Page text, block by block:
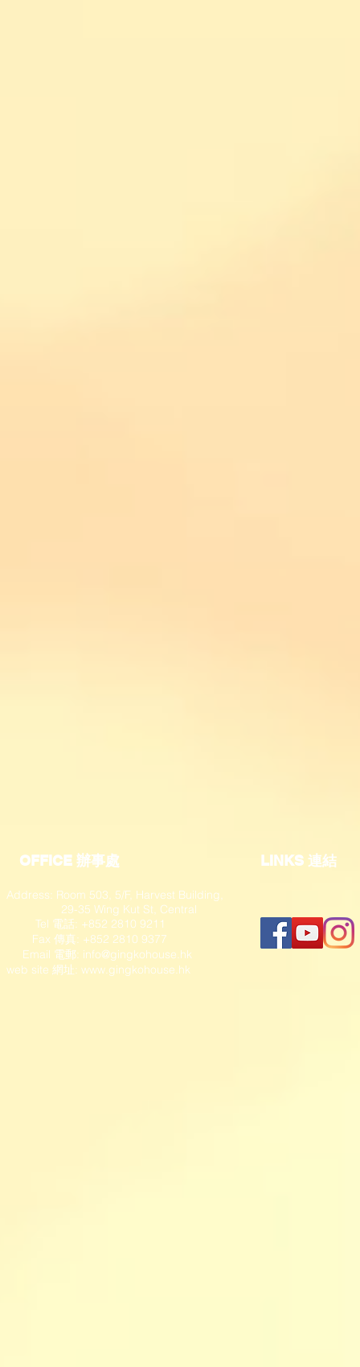
OFFICE 辦事處
Address: Room 503, 5/F, Harvest Building,
29-35 Wing Kut St, Central
Tel 電話: +852 2810 9211
Fax 傳真: +852 2810 9377
​ Email 電郵: info@gingkohouse.hk
web site 網址: www.gingkohouse.hk
​LINKS 連結